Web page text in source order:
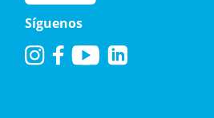
Síguenos